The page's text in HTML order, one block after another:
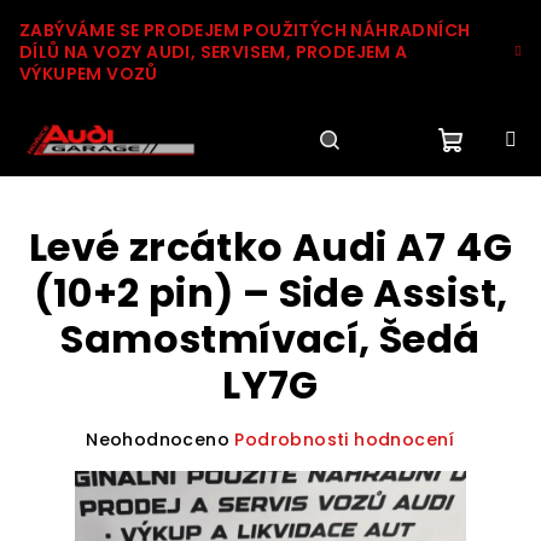
na
obsah
ZABÝVÁME SE PRODEJEM POUŽITÝCH NÁHRADNÍCH
DÍLŮ NA VOZY AUDI, SERVISEM, PRODEJEM A
VÝKUPEM VOZŮ
HledatPřihlášení
košík
Levé zrcátko Audi A7 4G
(10+2 pin) – Side Assist,
Samostmívací, Šedá
LY7G
Průměrné
produktu
je
0,0
Neohodnoceno Podrobnosti hodnocení